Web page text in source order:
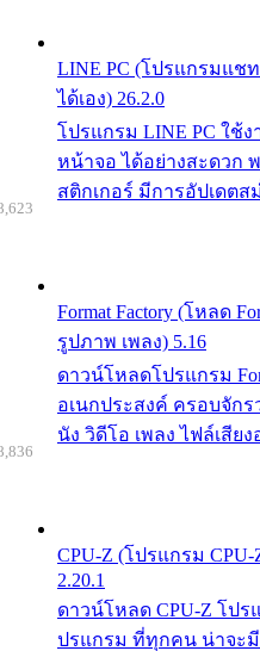
LINE PC (โปรแกรมแช
ได้เอง) 26.2.0
โปรแกรม LINE PC ใช้
หน้าจอ ได้อย่างสะดวก
สติกเกอร์ มีการอัปเดตส
Format Factory (โหลด
รูปภาพ เพลง) 5.16
ดาวน์โหลดโปรแกรม
อเนกประสงค์ ครอบจัก
นัง วิดีโอ เพลง ไฟล์เสีย
CPU-Z (โปรแกรม
2.20.1
ดาวน์โหลด CPU-Z โปร
ปรแกรม ที่ทุกคน น่าจะมี